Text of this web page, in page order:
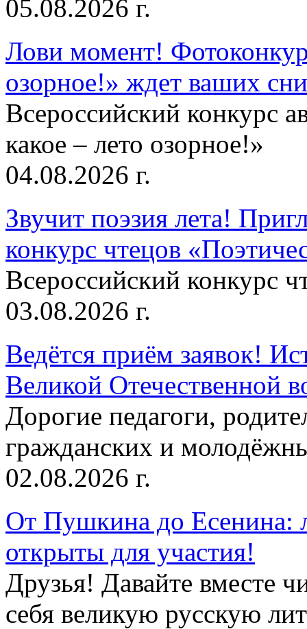
05.08.2026 г.
Лови момент!
озорное!» ждет ваших
Всероссийский конкурс
какое – лето озорное!»
04.08.2026 г.
Звучит поэзия лета!
конкурс чтецов
Всероссийский конкурс
03.08.2026 г.
Ведётся приём заявок!
Великой Отечественной
Дорогие педагоги,
гражданских и
02.08.2026 г.
От Пушкина до Есенина:
открыты для участия!
Друзья! Давайте вместе
себя великую русскую